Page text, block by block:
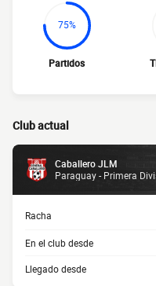
75%
Partidos
Club actual
Caballero JLM
Paraguay - Primera
Racha
En el club desde
Llegado desde